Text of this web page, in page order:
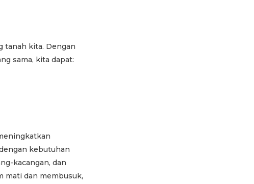
tanah kita. Dengan
sama, kita dapat:
kebutuhan
kacangan, dan
mati dan membusuk,